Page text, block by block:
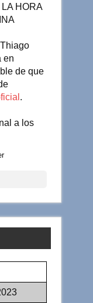
HORA
en
de que
.
a los